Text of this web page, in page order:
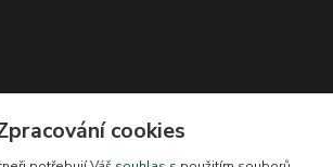
cookies